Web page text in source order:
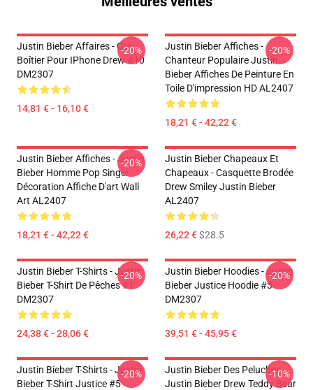
Justin Bieber Affaires - Oui.
Boîtier Pour IPhone Drew #10
DM2307
14,81 € - 16,10 €
-20%
Justin Bieber Affiches -
Chanteur Populaire Justin
Bieber Affiches De Peinture En
Toile D'impression HD AL2407
18,21 € - 42,22 €
-20%
Justin Bieber Affiches - Justin
Bieber Homme Pop Singer
Décoration Affiche D'art Wall
Art AL2407
18,21 € - 42,22 €
-20%
Justin Bieber Chapeaux Et
Chapeaux - Casquette Brodée
Drew Smiley Justin Bieber
AL2407
26,22 €$28.5
Justin Bieber T-Shirts - Justin
Bieber T-Shirt De Pêches #1
DM2307
24,38 € - 28,06 €
-20%
Justin Bieber Hoodies - Justin
Bieber Justice Hoodie #3
DM2307
39,51 € - 45,95 €
-20%
Justin Bieber T-Shirts - Justin
Bieber T-Shirt Justice #5
-20%
Justin Bieber Des Peluches -
Justin Bieber Drew Teddy Bear
-10%